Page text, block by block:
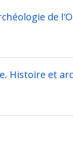
de
Histoire et